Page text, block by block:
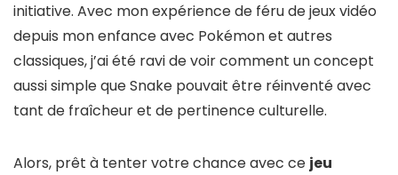
initiative. Avec mon expérience de féru de jeux vidéo
depuis mon enfance avec Pokémon et autres
classiques, j’ai été ravi de voir comment un concept
aussi simple que Snake pouvait être réinventé avec
tant de fraîcheur et de pertinence culturelle.
Alors, prêt à tenter votre chance avec ce jeu